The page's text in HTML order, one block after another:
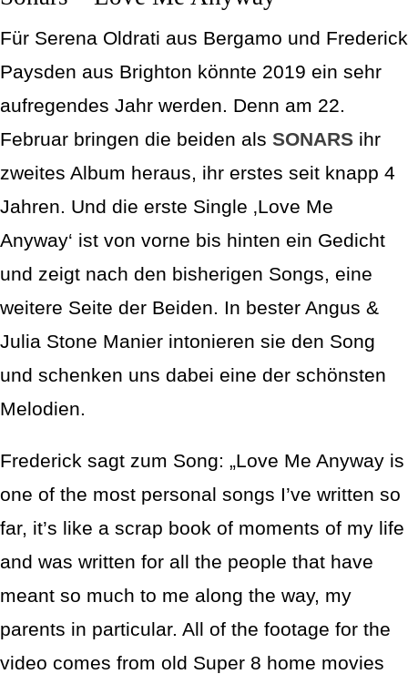
Für Serena Oldrati aus Bergamo und Frederick
Paysden aus Brighton könnte 2019 ein sehr
aufregendes Jahr werden. Denn am 22.
Februar bringen die beiden als SONARS ihr
zweites Album heraus, ihr erstes seit knapp 4
Jahren. Und die erste Single ‚Love Me
Anyway‘ ist von vorne bis hinten ein Gedicht
und zeigt nach den bisherigen Songs, eine
weitere Seite der Beiden. In bester Angus &
Julia Stone Manier intonieren sie den Song
und schenken uns dabei eine der schönsten
Melodien.
Frederick sagt zum Song: „Love Me Anyway is
one of the most personal songs I’ve written so
far, it’s like a scrap book of moments of my life
and was written for all the people that have
meant so much to me along the way, my
parents in particular. All of the footage for the
video comes from old Super 8 home movies